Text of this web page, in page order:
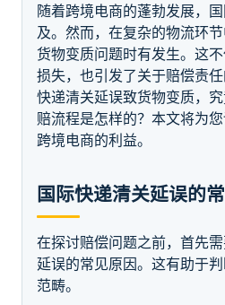
随着跨境电商的蓬勃发展，
及。然而，在复杂的物流环
货物变质问题时有发生。这
损失，也引发了关于赔偿责
快递清关延误致货物变质，
赔流程是怎样的？本文将为
跨境电商的利益。
国际快递清关延误的
在探讨赔偿问题之前，首先
延误的常见原因。这有助于
范畴。